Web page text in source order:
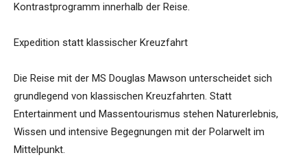
Kontrastprogramm innerhalb der Reise.
Expedition statt klassischer Kreuzfahrt
Die Reise mit der MS Douglas Mawson unterscheidet sich
grundlegend von klassischen Kreuzfahrten. Statt
Entertainment und Massentourismus stehen Naturerlebnis,
Wissen und intensive Begegnungen mit der Polarwelt im
Mittelpunkt.